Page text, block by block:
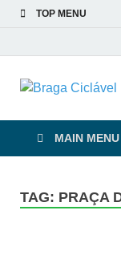
TOP MENU
MAIN MENU
TAG: PRAÇA